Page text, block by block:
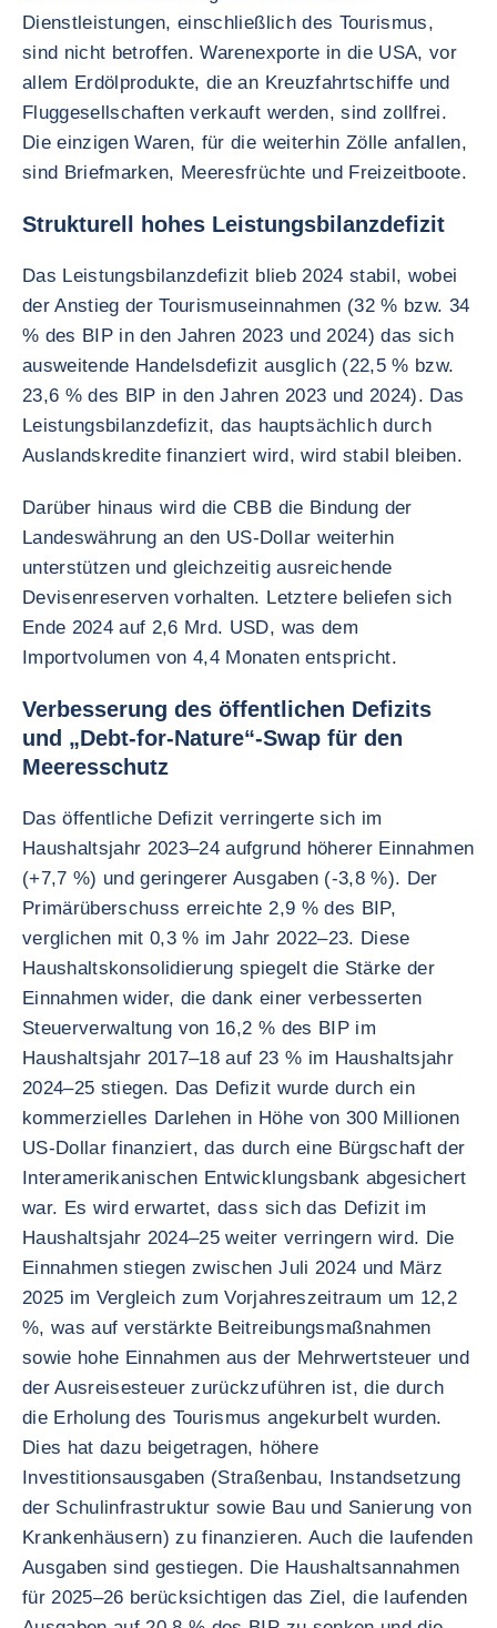
Dienstleistungen, einschließlich des Tourismus,
sind nicht betroffen. Warenexporte in die USA, vor
allem Erdölprodukte, die an Kreuzfahrtschiffe und
Fluggesellschaften verkauft werden, sind zollfrei.
Die einzigen Waren, für die weiterhin Zölle anfallen,
sind Briefmarken, Meeresfrüchte und Freizeitboote.
Strukturell hohes Leistungsbilanzdefizit
Das Leistungsbilanzdefizit blieb 2024 stabil, wobei
der Anstieg der Tourismuseinnahmen (32 % bzw. 34
% des BIP in den Jahren 2023 und 2024) das sich
ausweitende Handelsdefizit ausglich (22,5 % bzw.
23,6 % des BIP in den Jahren 2023 und 2024). Das
Leistungsbilanzdefizit, das hauptsächlich durch
Auslandskredite finanziert wird, wird stabil bleiben.
Darüber hinaus wird die CBB die Bindung der
Landeswährung an den US-Dollar weiterhin
unterstützen und gleichzeitig ausreichende
Devisenreserven vorhalten. Letztere beliefen sich
Ende 2024 auf 2,6 Mrd. USD, was dem
Importvolumen von 4,4 Monaten entspricht.
Verbesserung des öffentlichen Defizits
und „Debt-for-Nature“-Swap für den
Meeresschutz
Das öffentliche Defizit verringerte sich im
Haushaltsjahr 2023–24 aufgrund höherer Einnahmen
(+7,7 %) und geringerer Ausgaben (-3,8 %). Der
Primärüberschuss erreichte 2,9 % des BIP,
verglichen mit 0,3 % im Jahr 2022–23. Diese
Haushaltskonsolidierung spiegelt die Stärke der
Einnahmen wider, die dank einer verbesserten
Steuerverwaltung von 16,2 % des BIP im
Haushaltsjahr 2017–18 auf 23 % im Haushaltsjahr
2024–25 stiegen. Das Defizit wurde durch ein
kommerzielles Darlehen in Höhe von 300 Millionen
US-Dollar finanziert, das durch eine Bürgschaft der
Interamerikanischen Entwicklungsbank abgesichert
war. Es wird erwartet, dass sich das Defizit im
Haushaltsjahr 2024–25 weiter verringern wird. Die
Einnahmen stiegen zwischen Juli 2024 und März
2025 im Vergleich zum Vorjahreszeitraum um 12,2
%, was auf verstärkte Beitreibungsmaßnahmen
sowie hohe Einnahmen aus der Mehrwertsteuer und
der Ausreisesteuer zurückzuführen ist, die durch
die Erholung des Tourismus angekurbelt wurden.
Dies hat dazu beigetragen, höhere
Investitionsausgaben (Straßenbau, Instandsetzung
der Schulinfrastruktur sowie Bau und Sanierung von
Krankenhäusern) zu finanzieren. Auch die laufenden
Ausgaben sind gestiegen. Die Haushaltsannahmen
für 2025–26 berücksichtigen das Ziel, die laufenden